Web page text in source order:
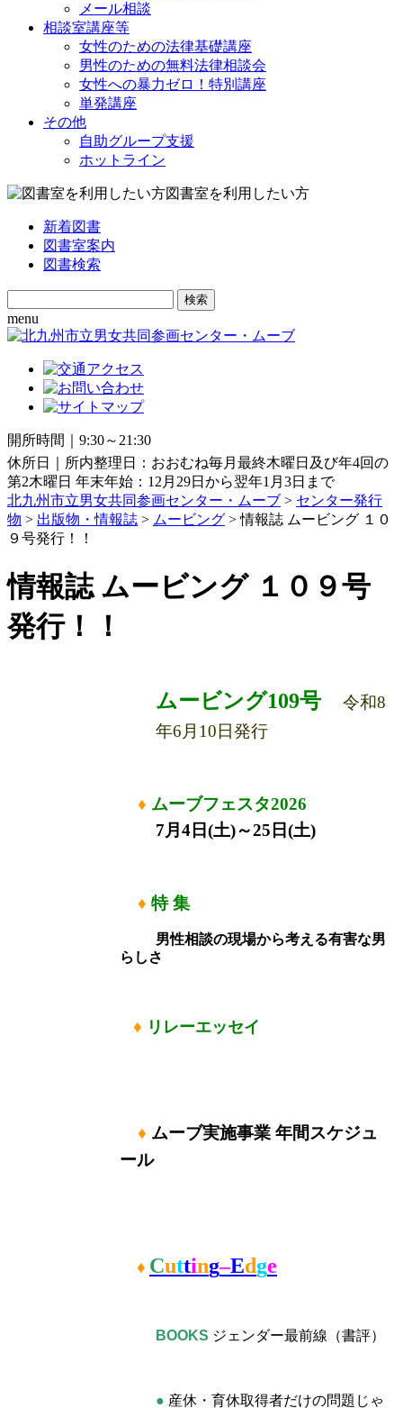
メール相談
相談室講座等
女性のための法律基礎講座
男性のための無料法律相談会
女性への暴力ゼロ！特別講座
単発講座
その他
自助グループ支援
ホットライン
図書室を利用したい方
新着図書
図書室案内
図書検索
Search
for:
menu
開所時間｜9:30～21:30
休所日｜所内整理日：おおむね毎月最終木曜日及び年4回の
第2木曜日 年末年始：12月29日から翌年1月3日まで
北九州市立男女共同参画センター・ムーブ > センター発行
物 > 出版物・情報誌 > ムービング > 情報誌 ムービング １０
９号発行！！
情報誌 ムービング １０９号
発行！！
ムービング109号
令和8
年6月10日発行
♦ ムーブフェスタ2026
7月4日(土)～25日(土)
♦ 特 集
男性相談の現場から考える有害な男
らしさ
♦ リレーエッセイ
♦ ムーブ実施事業 年間スケジュ
ール
♦ Cutting–Edge
BOOKS ジェンダー最前線 （書評）
● 産休・育休取得者だけの問題じゃ